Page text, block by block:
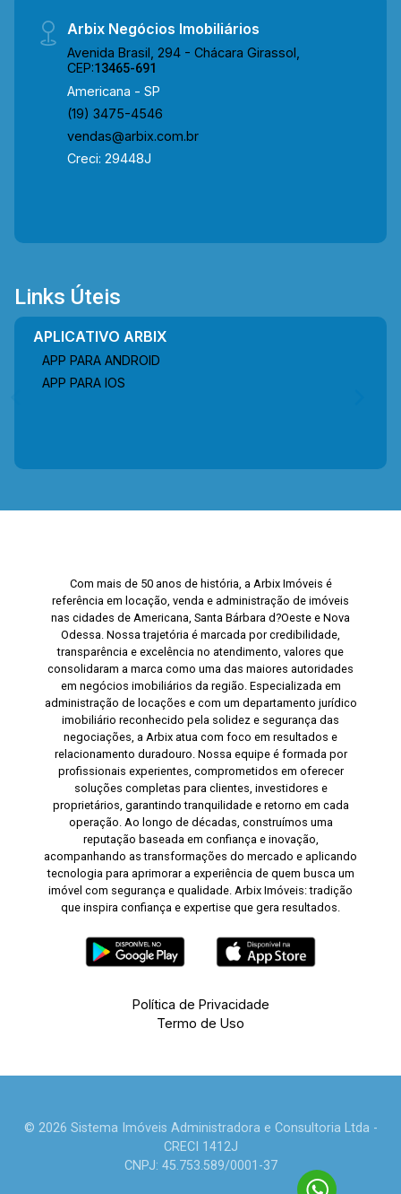
Arbix Negócios Imobiliários
Avenida Brasil, 294 - Chácara Girassol,
CEP:13465-691
Americana - SP
(19) 3475-4546
vendas@arbix.com.br
Creci: 29448J
Links Úteis
APLICATIVO ARBIX
APP PARA ANDROID
APP PARA IOS
Com mais de 50 anos de história, a Arbix Imóveis é
referência em locação, venda e administração de imóveis
nas cidades de Americana, Santa Bárbara d?Oeste e Nova
Odessa. Nossa trajetória é marcada por credibilidade,
transparência e excelência no atendimento, valores que
consolidaram a marca como uma das maiores autoridades
em negócios imobiliários da região. Especializada em
administração de locações e com um departamento jurídico
imobiliário reconhecido pela solidez e segurança das
negociações, a Arbix atua com foco em resultados e
relacionamento duradouro. Nossa equipe é formada por
profissionais experientes, comprometidos em oferecer
soluções completas para clientes, investidores e
proprietários, garantindo tranquilidade e retorno em cada
operação. Ao longo de décadas, construímos uma
reputação baseada em confiança e inovação,
acompanhando as transformações do mercado e aplicando
tecnologia para aprimorar a experiência de quem busca um
imóvel com segurança e qualidade. Arbix Imóveis: tradição
que inspira confiança e expertise que gera resultados.
Política de Privacidade
Termo de Uso
© 2026 Sistema Imóveis Administradora e Consultoria Ltda -
CRECI 1412J
CNPJ: 45.753.589/0001-37